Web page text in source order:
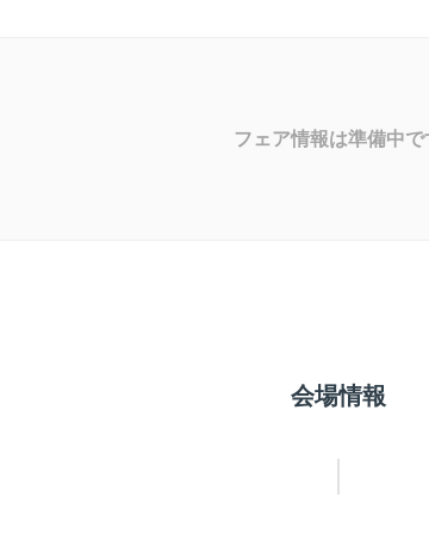
フェア情報は準備中で
会場情報